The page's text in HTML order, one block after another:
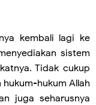
kembali lagi ke
sistem
Tidak cukup
hukum Allah
juga seharusnya